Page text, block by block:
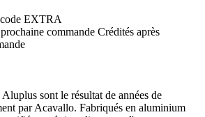
EXTRA
commande Crédités après
sont le résultat de années de
par Acavallo. Fabriqués en aluminium